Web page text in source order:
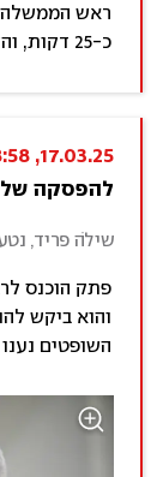
ראש הממשלה
כ-25 דקות, והדיון התחדש.
17.03.25, 08:58
להפסקה של כ-10
שילֹה פריד,
פתק הוכנס
השופטים